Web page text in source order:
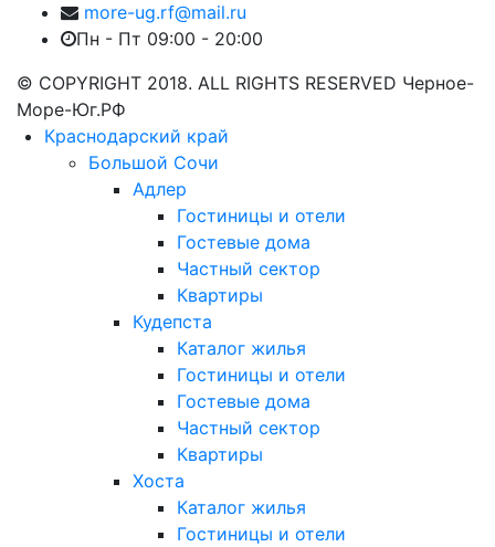
more-ug.rf@mail.ru
Пн - Пт 09:00 - 20:00
© COPYRIGHT 2018. ALL RIGHTS RESERVED Черное-
Море-Юг.РФ
Краснодарский край
Большой Сочи
Адлер
Гостиницы и отели
Гостевые дома
Частный сектор
Квартиры
Кудепста
Каталог жилья
Гостиницы и отели
Гостевые дома
Частный сектор
Квартиры
Хоста
Каталог жилья
Гостиницы и отели